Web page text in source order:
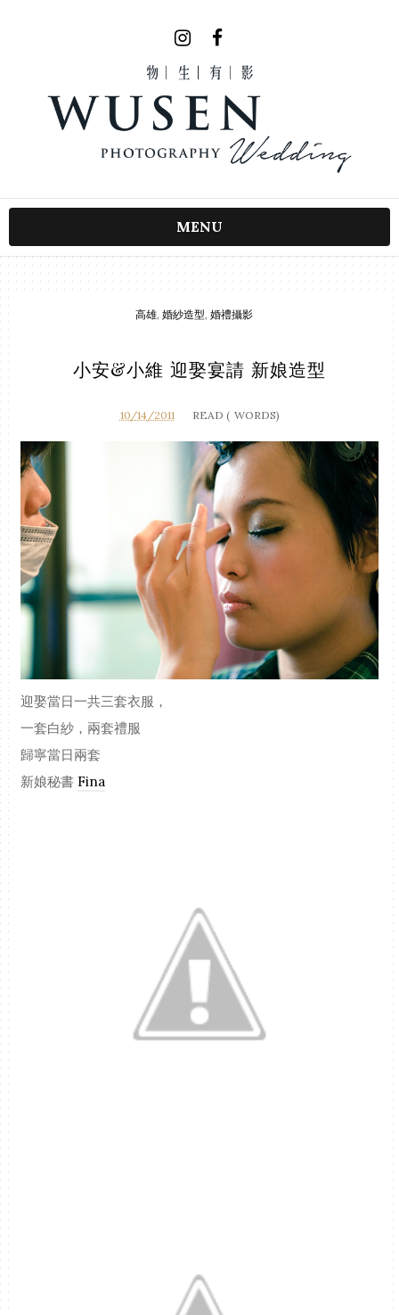
MENU
高雄 婚紗造型 婚禮攝影
小安&小維 迎娶宴請 新娘造型
10/14/2011 READ ( WORDS)
迎娶當日一共三套衣服，
一套白紗，兩套禮服
歸寧當日兩套
新娘秘書 Fina